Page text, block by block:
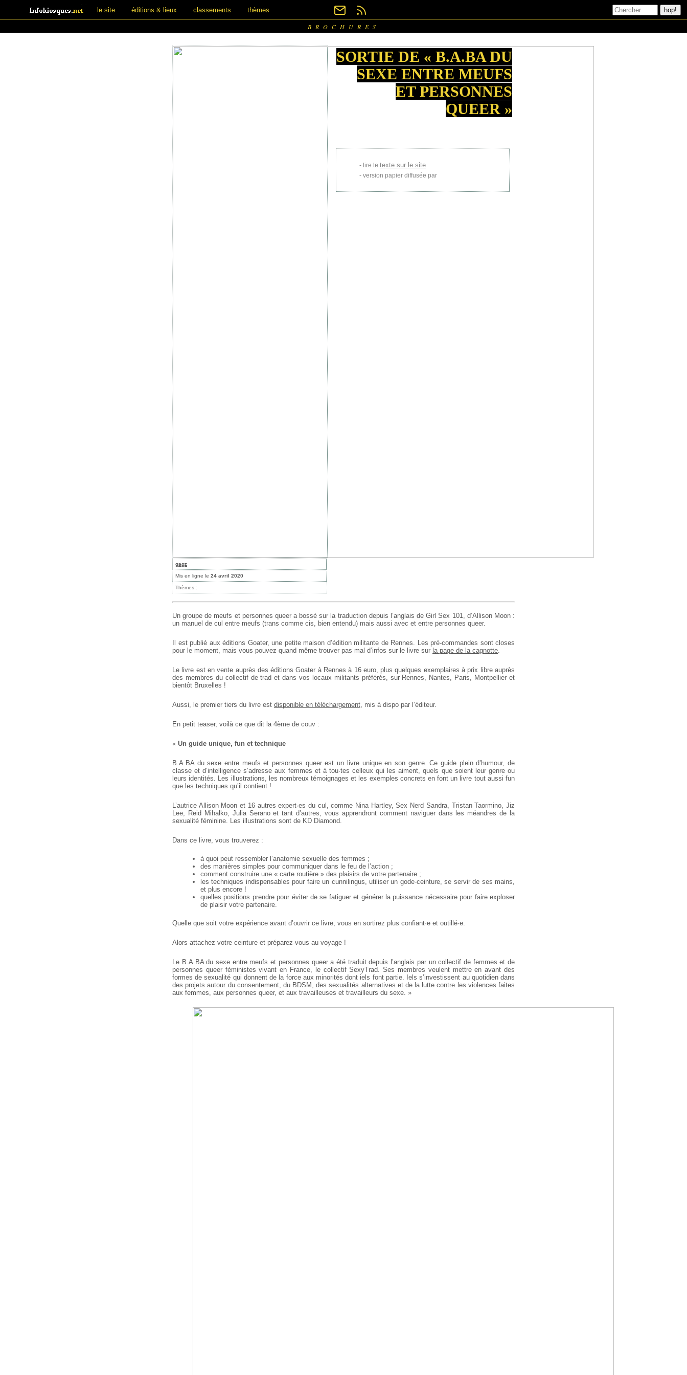
le site éditions & lieux classements thèmes
BROCHURES
gagz
Mis en ligne le 24 avril 2020
Thèmes :
SORTIE DE « B.A.BA DU
SEXE ENTRE MEUFS
ET PERSONNES
QUEER »
lire le texte sur le site
version papier diffusée par
Un groupe de meufs et personnes queer a bossé sur la traduction depuis l’anglais de Girl Sex 101, d’Allison Moon :
un manuel de cul entre meufs (trans comme cis, bien entendu) mais aussi avec et entre personnes queer.
Il est publié aux éditions Goater, une petite maison d’édition militante de Rennes. Les pré-commandes sont closes
pour le moment, mais vous pouvez quand même trouver pas mal d’infos sur le livre sur la page de la cagnotte.
Le livre est en vente auprès des éditions Goater à Rennes à 16 euro, plus quelques exemplaires à prix libre auprès
des membres du collectif de trad et dans vos locaux militants préférés, sur Rennes, Nantes, Paris, Montpellier et
bientôt Bruxelles !
Aussi, le premier tiers du livre est disponible en téléchargement, mis à dispo par l’éditeur.
En petit teaser, voilà ce que dit la 4ème de couv :
« Un guide unique, fun et technique
B.A.BA du sexe entre meufs et personnes queer est un livre unique en son genre. Ce guide plein d’humour, de
classe et d’intelligence s’adresse aux femmes et à tou·tes celleux qui les aiment, quels que soient leur genre ou
leurs identités. Les illustrations, les nombreux témoignages et les exemples concrets en font un livre tout aussi fun
que les techniques qu’il contient !
L’autrice Allison Moon et 16 autres expert·es du cul, comme Nina Hartley, Sex Nerd Sandra, Tristan Taormino, Jiz
Lee, Reid Mihalko, Julia Serano et tant d’autres, vous apprendront comment naviguer dans les méandres de la
sexualité féminine. Les illustrations sont de KD Diamond.
Dans ce livre, vous trouverez :
à quoi peut ressembler l’anatomie sexuelle des femmes ;
des manières simples pour communiquer dans le feu de l’action ;
comment construire une « carte routière » des plaisirs de votre partenaire ;
les techniques indispensables pour faire un cunnilingus, utiliser un gode-ceinture, se servir de ses mains,
et plus encore !
quelles positions prendre pour éviter de se fatiguer et générer la puissance nécessaire pour faire exploser
de plaisir votre partenaire.
Quelle que soit votre expérience avant d’ouvrir ce livre, vous en sortirez plus confiant·e et outillé·e.
Alors attachez votre ceinture et préparez-vous au voyage !
Le B.A.BA du sexe entre meufs et personnes queer a été traduit depuis l’anglais par un collectif de femmes et de
personnes queer féministes vivant en France, le collectif SexyTrad. Ses membres veulent mettre en avant des
formes de sexualité qui donnent de la force aux minorités dont iels font partie. Iels s’investissent au quotidien dans
des projets autour du consentement, du BDSM, des sexualités alternatives et de la lutte contre les violences faites
aux femmes, aux personnes queer, et aux travailleuses et travailleurs du sexe. »